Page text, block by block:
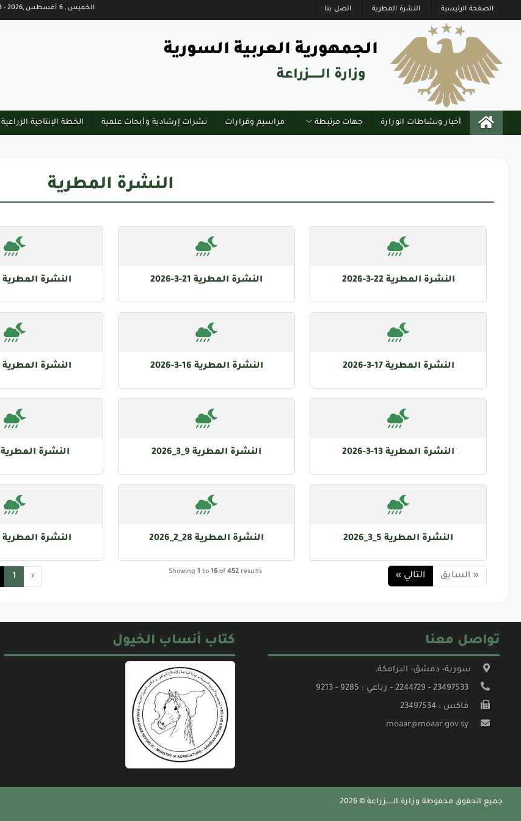
الخميس , 6 أغسطس ,2026 - 01:53 م الصفحة الرئيسية النشرة المطرية اتصل بنا
الجمهورية العربية السورية
وزارة الــــــزراعة
أخبار ونشاطات الوزارة جهات مرتبطة مراسيم وقرارات نشرات إرشادية وأبحاث علمية الخطة الإنتاجية الزراعية
النشرة المطرية
النشرة المطرية 22-3-2026 النشرة المطرية 21-3-2026 النشرة المطرية 20-3-2026
النشرة المطرية 17-3-2026 النشرة المطرية 16-3-2026 النشرة المطرية 15-3-2026
النشرة المطرية 13-3-2026 النشرة المطرية 9_3_2026 النشرة المطرية 8_3_2026
النشرة المطرية 5_3_2026 النشرة المطرية 28_2_2026 النشرة المطرية 27_2_2026
« السابق التالي » Showing 1 to 16 of 452 results
‹
1
تواصل معنا
سورية- دمشق- البرامكة.
فاكس : 23497534
كتاب أنساب الخيول
جميع الحقوق محفوظة وزارة الــــــزراعة © 2026